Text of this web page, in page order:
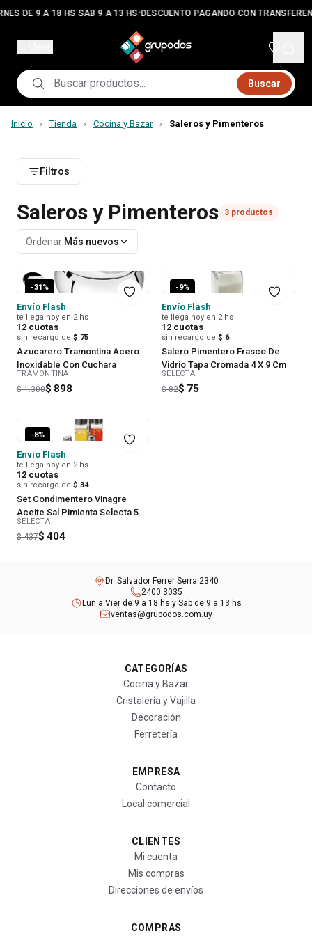
DE 9 A 18 HS SAB 9 A 13 HS•DESCUENTO PAGANDO CON
Buscar
Inicio › Tienda › Cocina y Bazar › Saleros y Pimenteros
Filtros
Saleros y Pimenteros 3 productos
Ordenar:Más nuevos
-31%
Envío Flash
te llega hoy en 2 hs
12 cuotas
sin recargo de $ 75
Azucarero Tramontina Acero
Inoxidable Con Cuchara
TRAMONTINA
$ 1.300$ 898
-9%
Envío Flash
te llega hoy en 2 hs
12 cuotas
sin recargo de $ 6
Salero Pimentero Frasco De
Vidrio Tapa Cromada 4 X 9 Cm
SELECTA
$ 82$ 75
-8%
Envío Flash
te llega hoy en 2 hs
12 cuotas
sin recargo de $ 34
Set Condimentero Vinagre
Aceite Sal Pimienta Selecta 5
Pz
SELECTA
$ 437$ 404
Dr. Salvador Ferrer Serra 2340
2400 3035
Lun a Vier de 9 a 18 hs y Sab de 9 a 13 hs
ventas@grupodos.com.uy
CATEGORÍAS
Cocina y Bazar
Cristalería y Vajilla
Decoración
Ferretería
EMPRESA
Contacto
Local comercial
CLIENTES
Mi cuenta
Mis compras
Direcciones de envíos
COMPRAS